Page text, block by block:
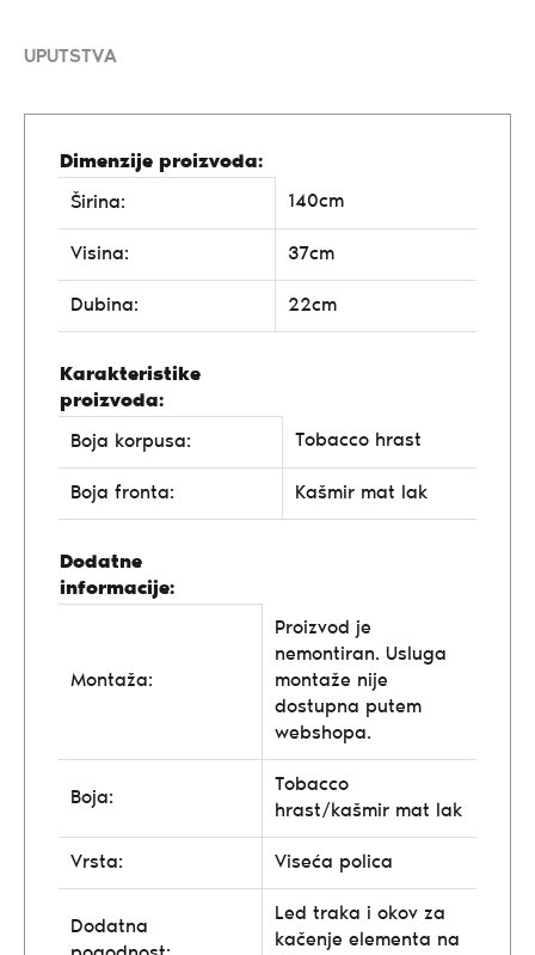
UPUTSTVA
Dimenzije proizvoda:
Širina:
140cm
Visina: 37cm
Dubina: 22cm
Karakteristike
proizvoda:
Boja korpusa:
Tobacco hrast
Boja fronta: Kašmir mat lak
Dodatne
informacije:
Montaža:
Proizvod je
nemontiran. Usluga
montaže nije
dostupna putem
webshopa.
Boja:
Tobacco
hrast/kašmir mat lak
Vrsta: Viseća polica
Dodatna
Led traka i okov za
kačenje elementa na